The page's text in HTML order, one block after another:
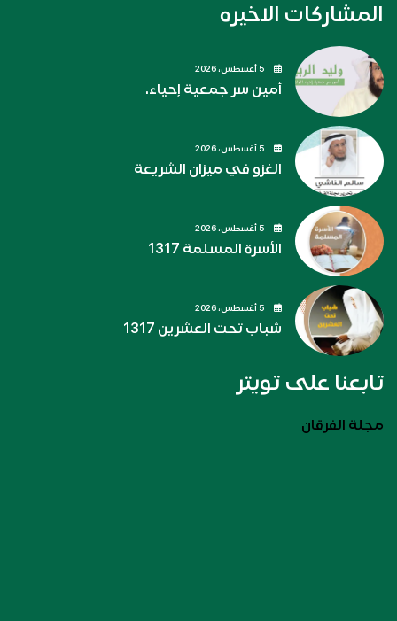
المشاركات الاخيره
أمين سر جمعية إحياء.
الغزو في ميزان الشريعة
الأسرة المسلمة 1317
شباب تحت العشرين 1317
تابعنا على تويتر
مجلة الفرقان